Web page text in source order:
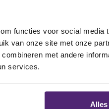
functies voor social media
van onze site met onze
met andere
services.
Alles
anterior cruciate ligament